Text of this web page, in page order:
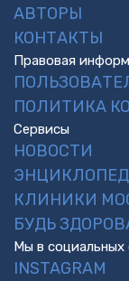
АВТОРЫ
КОНТАКТЫ
Правовая
ПОЛИТИКА
Сервисы
НОВОСТИ
КЛИНИКИ
БУДЬ
Мы в социальных
INSTAGRAM